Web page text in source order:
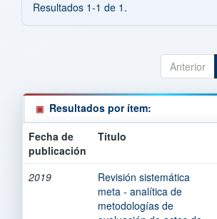
Resultados 1-1 de 1.
Anterior
Resultados por ítem:
Fecha de
publicación
Título
2019
Revisión sistemática
meta - analítica de
metodologías de